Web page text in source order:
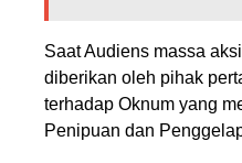
Saat Audiens massa
diberikan oleh pihak
terhadap Oknum yang
Penipuan dan